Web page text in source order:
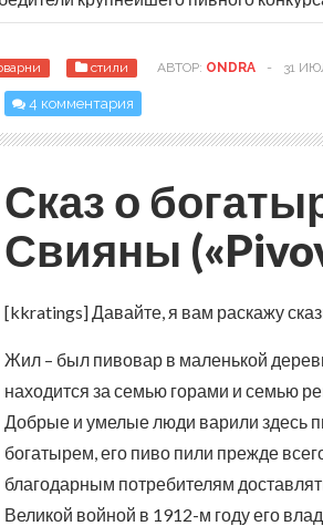
стили АВТОР: ONDRA - 31
4 комментария
Сказ о
Свияны
[kkratings] Давайте, я вам раскажу
Жил – был пивовар в маленькой
находится за семью горами и семью
Добрые и умелые люди варили здесь
богатырем, его пиво пили прежде
благодарным потребителям
Великой войной в 1912-м году его